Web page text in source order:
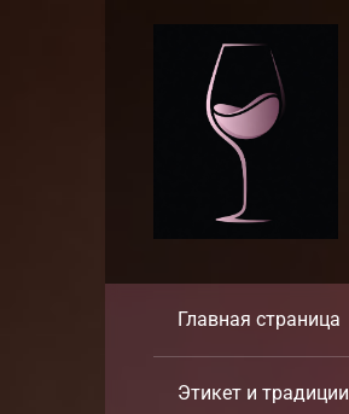
Главная страница
Этикет и традиции